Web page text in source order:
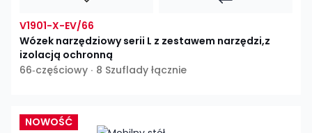
V1901-X-EV/66
Wózek narzędziowy serii L z zestawem narzędzi,z
izolacją ochronną
66‑częściowy ∙ 8 Szuflady łącznie
NOWOŚĆ